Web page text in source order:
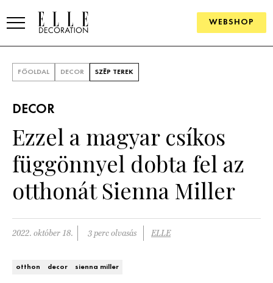
WEBSHOP
SZOBÁK
Konyha
Fürdőszoba
Nappali
ÖTLETEK
Szállodák és vendégházak WEBSHOP
FŐOLDAL DECOR SZÉP TEREK
DECOR
Ezzel a magyar csíkos
függönnyel dobta fel az
otthonát Sienna Miller
2022. október 18. 3 perc olvasás ELLE
otthon decor sienna miller